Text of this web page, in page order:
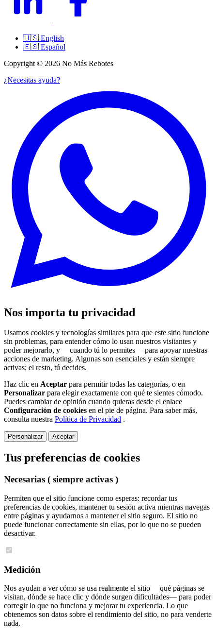
🇺🇸 English
🇪🇸 Español
Copyright © 2026 No Más Rebotes
¿Necesitas ayuda?
Nos importa tu privacidad
Usamos cookies y tecnologías similares para que este sitio funcione
sin problemas, para entender cómo lo usan nuestros visitantes y
poder mejorarlo, y —cuando tú lo permites— para apoyar nuestras
acciones de marketing. Algunas son esenciales y están siempre
activas; el resto, tú decides.
Haz clic en Aceptar para permitir todas las categorías, o en
Personalizar para elegir exactamente con qué te sientes cómodo.
Puedes cambiar de opinión cuando quieras desde el enlace
Configuración de cookies en el pie de página. Para saber más,
consulta nuestra Política de Privacidad .
Personalizar Aceptar
Tus preferencias de cookies
Necesarias ( siempre activas )
Permiten que el sitio funcione como esperas: recordar tus
preferencias de cookies, mantener tu sesión activa mientras navegas
entre páginas y ayudarnos a mantener el sitio seguro. El sitio no
puede funcionar correctamente sin ellas, por lo que no se pueden
desactivar.
Medición
Nos ayudan a ver cómo se usa realmente el sitio —qué páginas se
visitan, dónde se hace clic y dónde surgen dificultades— para poder
corregir lo que no funciona y mejorar tu experiencia. Lo que
obtenemos son datos sobre el rendimiento del sitio, no para venderte
nada.